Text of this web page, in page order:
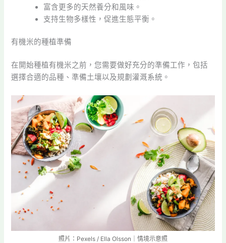
富含更多的天然養分和風味。
支持生物多樣性，促進生態平衡。
有機米的種植準備
在開始種植有機米之前，您需要做好充分的準備工作，包括
選擇合適的品種、準備土壤以及規劃灌溉系統。
照片：Pexels / Ella Olsson｜情境示意照